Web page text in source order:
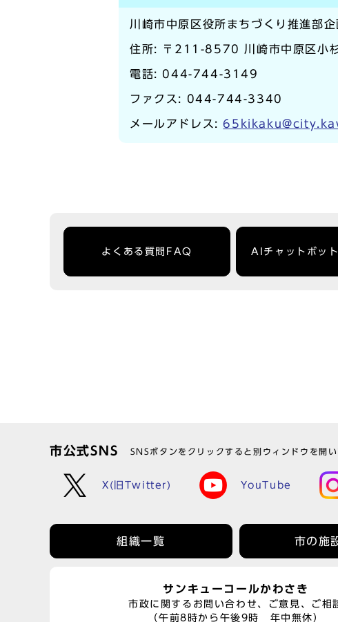
川崎市中原区役所まちづくり推進部企
住所: 〒211-8570 川崎市中原区小
電話: 044-744-3149
ファクス: 044-744-3340
メールアドレス:
よくある質問FAQ AIチャットボット
市公式SNS SNSボタンをクリックすると別ウィンドウを開
X(旧Twitter) YouTube
組織一覧 市の施
サンキューコールかわさき
市政に関するお問い合わせ、ご意見、ご相
（午前8時から午後9時 年中無休）